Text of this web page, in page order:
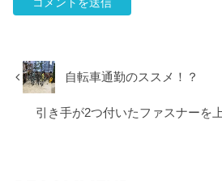
自転車通勤のススメ！？
引き手が2つ付いたファスナーを